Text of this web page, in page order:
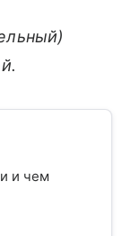
и чем